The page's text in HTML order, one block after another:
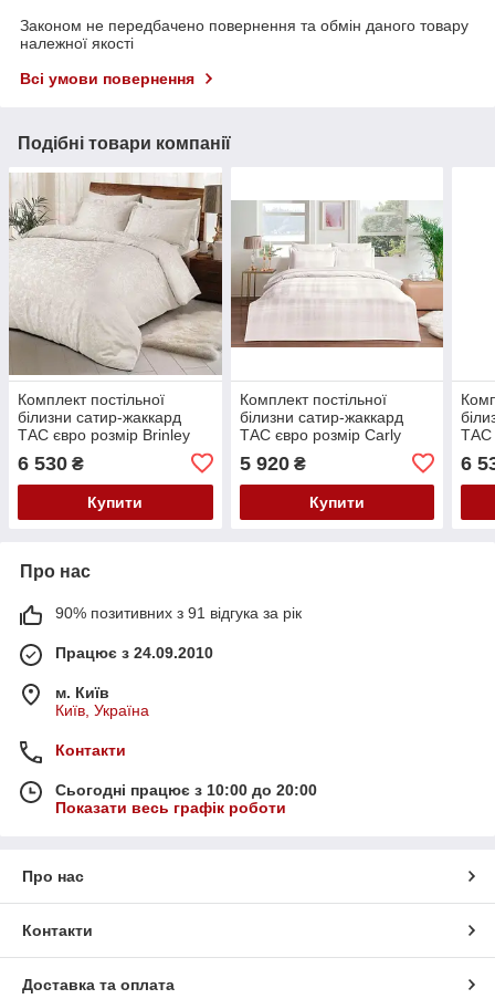
Законом не передбачено повернення та обмін даного товару
належної якості
Всі умови повернення
Подібні товари компанії
Комплект постільної
білизни сатир-жаккард
ТАС євро розмір Brinley
6 530 ₴
Купити
Комплект постільної
білизни сатир-жаккард
ТАС євро розмір Carly
5 920₴
Купити
ТАС
6
Про нас
90% позитивних з 91 відгука за рік
Працює з 24.09.2010
м. Київ
Київ, Україна
Контакти
Сьогодні працює з 10:00 до 20:00
Показати весь графік роботи
Про нас
Контакти
Доставка та оплата